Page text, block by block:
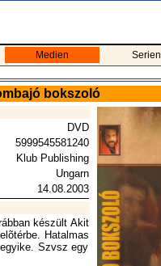
Medien Serien
bokszoló
DVD
5999545581240
Klub Publishing
Ungarn
14.08.2003
készült Akit
Hatalmas
Szvsz egy